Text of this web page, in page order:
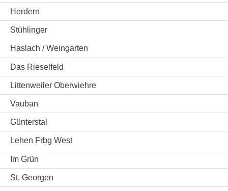
Herdern
Stühlinger
Haslach / Weingarten
Das Rieselfeld
Littenweiler Oberwiehre
Vauban
Günterstal
Lehen Frbg West
Im Grün
St. Georgen